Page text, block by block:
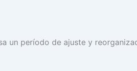
un período de ajuste y